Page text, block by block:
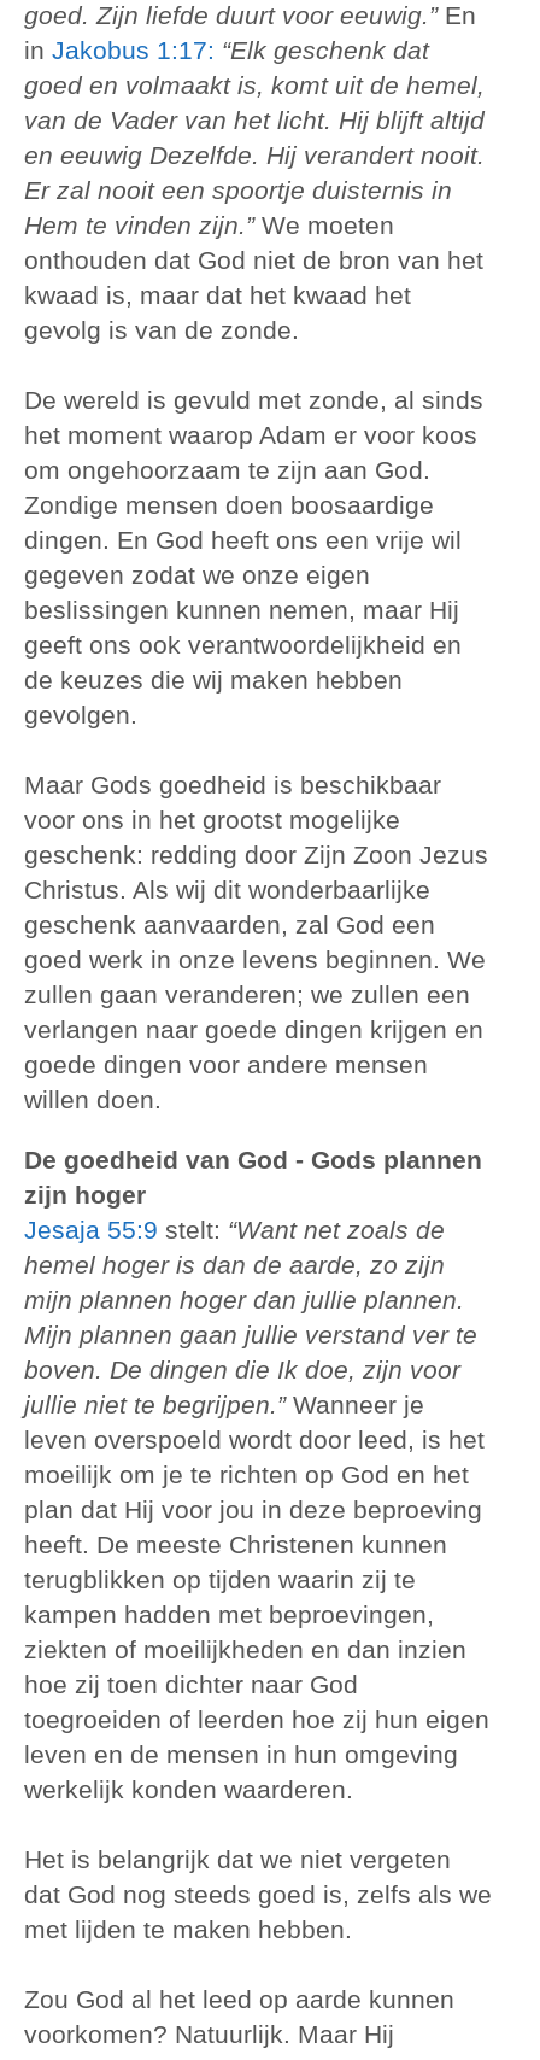
goed. Zijn liefde duurt voor eeuwig.”En
in Jakobus 1:17: “Elk geschenk dat
goed en volmaakt is, komt uit de hemel,
van de Vader van het licht. Hij blijft altijd
en eeuwig Dezelfde. Hij verandert nooit.
Er zal nooit een spoortje duisternis in
Hem te vinden zijn.”We moeten
onthouden dat God niet de bron van het
kwaad is, maar dat het kwaad het
gevolg is van de zonde.
De wereld is gevuld met zonde, al sinds
het moment waarop Adam er voor koos
om ongehoorzaam te zijn aan God.
Zondige mensen doen boosaardige
dingen. En God heeft ons een vrije wil
gegeven zodat we onze eigen
beslissingen kunnen nemen, maar Hij
geeft ons ook verantwoordelijkheid en
de keuzes die wij maken hebben
gevolgen.
Maar Gods goedheid is beschikbaar
voor ons in het grootst mogelijke
geschenk: redding door Zijn Zoon Jezus
Christus. Als wij dit wonderbaarlijke
geschenk aanvaarden, zal God een
goed werk in onze levens beginnen. We
zullen gaan veranderen; we zullen een
verlangen naar goede dingen krijgen en
goede dingen voor andere mensen
willen doen.
De goedheid van God - Gods plannen
zijn hoger
Jesaja 55:9 stelt: “Want net zoals de
hemel hoger is dan de aarde, zo zijn
mijn plannen hoger dan jullie plannen.
Mijn plannen gaan jullie verstand ver te
boven. De dingen die Ik doe, zijn voor
jullie niet te begrijpen.”Wanneer je
leven overspoeld wordt door leed, is het
moeilijk om je te richten op God en het
plan dat Hij voor jou in deze beproeving
heeft. De meeste Christenen kunnen
terugblikken op tijden waarin zij te
kampen hadden met beproevingen,
ziekten of moeilijkheden en dan inzien
hoe zij toen dichter naar God
toegroeiden of leerden hoe zij hun eigen
leven en de mensen in hun omgeving
werkelijk konden waarderen.
Het is belangrijk dat we niet vergeten
dat God nog steeds goed is, zelfs als we
met lijden te maken hebben.
Zou God al het leed op aarde kunnen
voorkomen? Natuurlijk. Maar Hij